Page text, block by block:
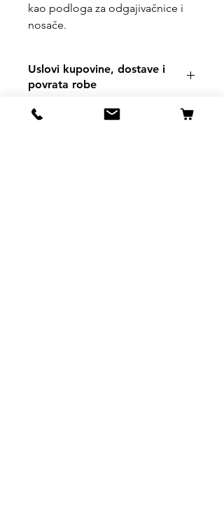
kao podloga za odgajivačnice i
nosače.
Uslovi kupovine, dostave i
povrata robe
https://www.svetljubimacasuboti